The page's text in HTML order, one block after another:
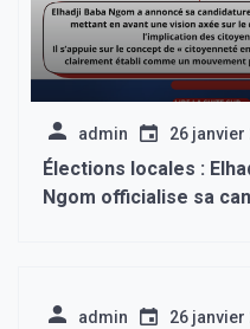
admin 26 janvier
Élections locales :
Ngom officialise sa
admin 26 janvier